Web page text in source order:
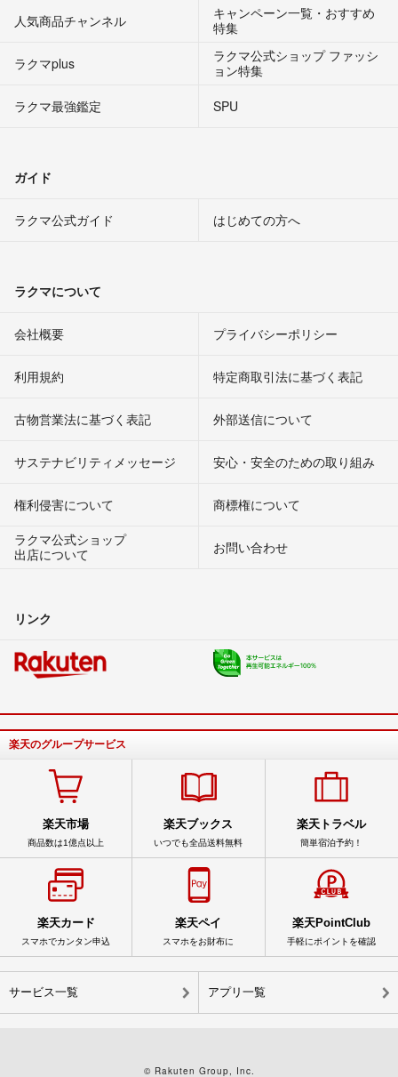
人気商品チャンネル
キャンペーン一覧・おすすめ
特集
ラクマplus
ラクマ公式ショップ ファッシ
ョン特集
ラクマ最強鑑定
SPU
ガイド
ラクマ公式ガイド はじめての方へ
ラクマについて
会社概要 プライバシーポリシー
利用規約 特定商取引法に基づく表記
古物営業法に基づく表記 外部送信について
サステナビリティメッセージ 安心・安全のための取り組み
権利侵害について
商標権について
ラクマ公式ショップ
出店について
お問い合わせ
リンク
楽天のグループサービス
楽天市場
商品数は1億点以上
楽天ブックス
いつでも全品送料無料
楽天トラベル
簡単宿泊予約！
楽天カード
スマホでカンタン申込
楽天ペイ
スマホをお財布に
楽天PointClub
手軽にポイントを確認
サービス一覧 アプリ一覧
© Rakuten Group, Inc.